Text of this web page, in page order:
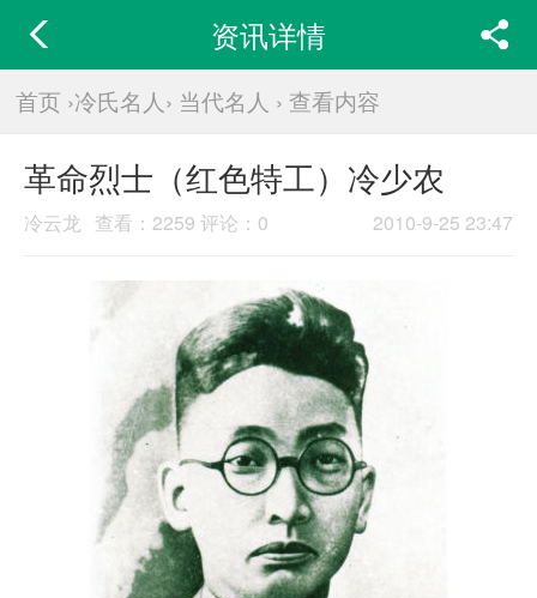
资讯详情
首页 ›冷氏名人› 当代名人 › 查看内容
革命烈士（红色特工）冷少农
2010-9-25 23:47
冷云龙 查看： 2259 评论：0